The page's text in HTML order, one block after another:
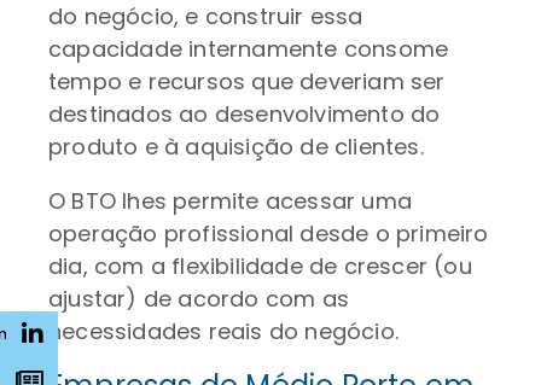
do negócio, e construir essa
capacidade internamente consome
tempo e recursos que deveriam ser
destinados ao desenvolvimento do
produto e à aquisição de clientes.
O BTO lhes permite acessar uma
operação profissional desde o primeiro
dia, com a flexibilidade de crescer (ou
ajustar) de acordo com as
necessidades reais do negócio.